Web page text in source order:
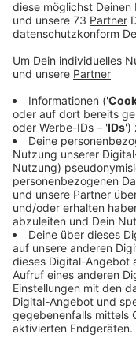
bedrohte er diesen.
Veröffentlicht:
Mann am
Anzeige
Einige in Ahaus
Donnerstag
Hubschrauber
Das war ein
gesucht, der am
Garten eines
dann einen